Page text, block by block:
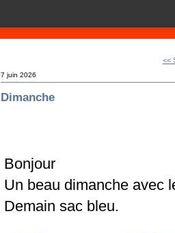
<<
7 juin 2026
Dimanche
Bonjour
Un beau dimanche avec
Demain sac bleu.